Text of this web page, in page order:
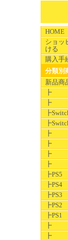
HOME
ショッ
ける
購入手
分類別
新品商
┣
┣
┣
┣
┣
┣
┣PS5
┣PS4
┣PS3
┣PS2
┣PS1
┣
┣